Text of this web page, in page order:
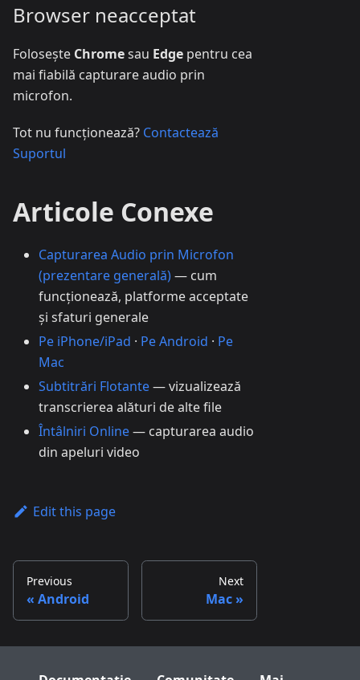
Browser neacceptat
Folosește Chromesau Edge pentru cea
mai fiabilă capturare audio prin
microfon.
Tot nu funcționează? Contactează
Suportul
Articole Conexe
Capturarea Audio prin Microfon
(prezentare generală)— cum
funcționează, platforme acceptate
și sfaturi generale
Pe iPhone/iPad · Pe Android · Pe
Mac
Subtitrări Flotante— vizualizează
transcrierea alături de alte file
Întâlniri Online— capturarea audio
din apeluri video
Edit this page
Previous
Android
Next
Mac